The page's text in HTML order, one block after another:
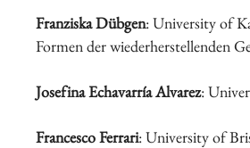
Franziska Dübgen: University of
Formen der wiederherstellenden
Josefina Echavarría Alvarez:
Francesco Ferrari: University of